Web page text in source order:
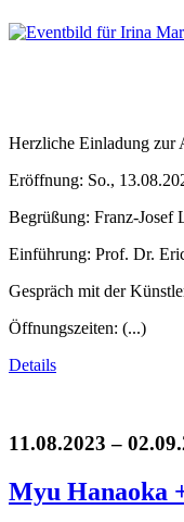
Herzliche Einladung zur
Eröffnung: So.,
Begrüßung: Franz-Josef
Einführung: Prof. Dr.
Gespräch mit der
Öffnungszeiten: (...)
Details
11.08.2023 –
Myu Hanaoka